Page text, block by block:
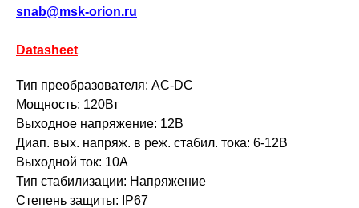
snab@msk-orion.ru
Datasheet
Тип преобразователя: AC-DC
Мощность: 120Вт
Выходное напряжение: 12В
Диап. вых. напряж. в реж. стабил. тока: 6-12В
Выходной ток: 10А
Тип стабилизации: Напряжение
Степень защиты: IP67